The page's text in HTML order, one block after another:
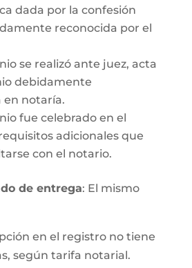
dada por la confesión
reconocida por el
se realizó ante juez, acta
debidamente
en notaría.
fue celebrado en el
adicionales que
con el notario.
de entrega: El mismo
en el registro no tiene
según tarifa notarial.